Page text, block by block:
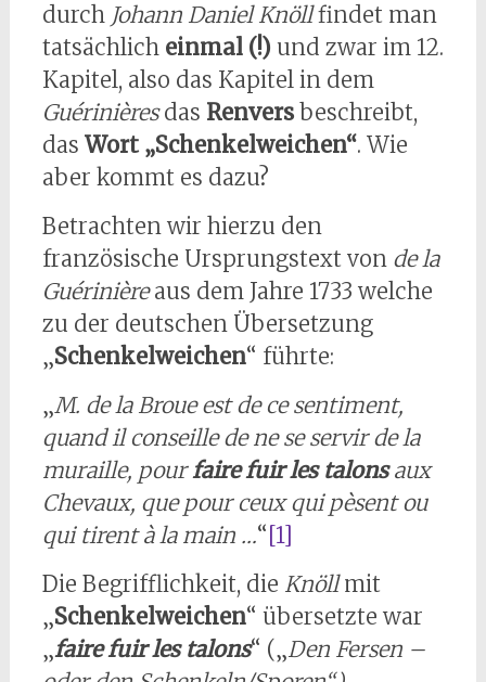
durch Johann Daniel Knöllfindet man
tatsächlich einmal (!) und zwar im 12.
Kapitel, also das Kapitel in dem
Guérinièresdas Renversbeschreibt,
das Wort „Schenkelweichen“. Wie
aber kommt es dazu?
Betrachten wir hierzu den
französische Ursprungstext von de la
Guérinièreaus dem Jahre 1733 welche
zu der deutschen Übersetzung
„Schenkelweichen“ führte:
„M. de la Broue est de ce sentiment,
quand il conseille de ne se servir de la
muraille, pourfaire fuir les talonsaux
Chevaux, que pour ceux qui pèsent ou
qui tirent à la main …“[1]
Die Begrifflichkeit, die Knöllmit
„Schenkelweichen“ übersetzte war
„faire fuir les talons“ („Den Fersen –